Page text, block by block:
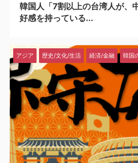
韓国人「7割以上の台湾人が、
好感を持っている...
アジア 歴史/文化/生活 経済/金融 韓国